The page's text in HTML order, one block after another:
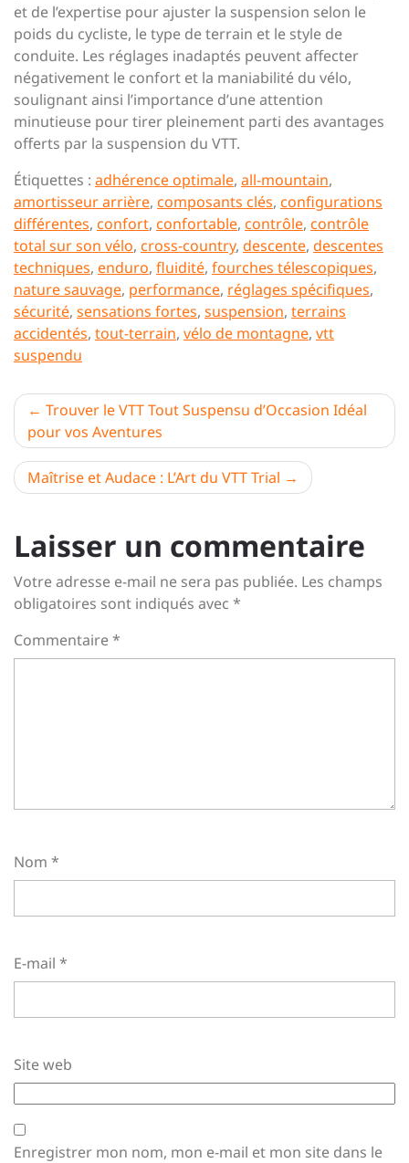
et de l’expertise pour ajuster la suspension selon le
poids du cycliste, le type de terrain et le style de
conduite. Les réglages inadaptés peuvent affecter
négativement le confort et la maniabilité du vélo,
soulignant ainsi l’importance d’une attention
minutieuse pour tirer pleinement parti des avantages
offerts par la suspension du VTT.
Étiquettes : adhérence optimale, all-mountain,
amortisseur arrière, composants clés, configurations
différentes, confort, confortable, contrôle, contrôle
total sur son vélo, cross-country, descente, descentes
techniques, enduro, fluidité, fourches télescopiques,
nature sauvage, performance, réglages spécifiques,
sécurité, sensations fortes, suspension, terrains
accidentés, tout-terrain, vélo de montagne, vtt
suspendu
Navigation
de
l’article
Trouver le VTT Tout Suspensu d’Occasion Idéal
pour vos Aventures
Maîtrise et Audace : L’Art du VTT Trial
Laisser un commentaire
Votre adresse e-mail ne sera pas publiée. Les champs
obligatoires sont indiqués avec *
Commentaire*
Nom *
E-mail *
Site web
Enregistrer mon nom, mon e-mail et mon site dans le